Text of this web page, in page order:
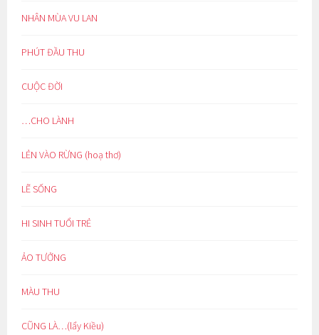
NHÂN MÙA VU LAN
PHÚT ĐẦU THU
CUỘC ĐỜI
…CHO LÀNH
LẺN VÀO RỪNG (hoạ thơ)
LẼ SỐNG
HI SINH TUỔI TRẺ
ẢO TƯỞNG
MÀU THU
CŨNG LÀ…(lẩy Kiều)